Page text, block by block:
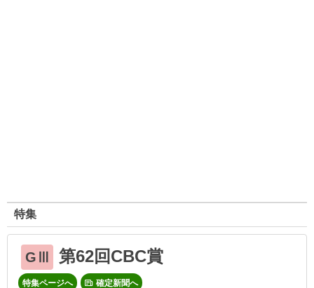
特集
GⅢ 第62回CBC賞
特集ページへ 確定新聞へ